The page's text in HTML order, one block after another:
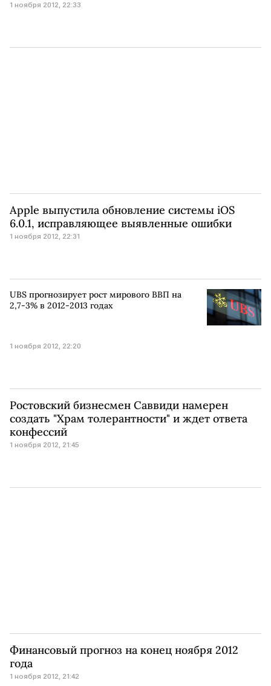
1 ноября 2012, 22:33
Apple выпустила обновление системы iOS
6.0.1, исправляющее выявленные ошибки
1 ноября 2012, 22:31
UBS прогнозирует рост мирового ВВП на
2,7-3% в 2012-2013 годах
1 ноября 2012, 22:20
Ростовский бизнесмен Саввиди намерен
создать "Храм толерантности" и ждет ответа
конфессий
1 ноября 2012, 21:45
Финансовый прогноз на конец ноября 2012
года
1 ноября 2012, 21:42